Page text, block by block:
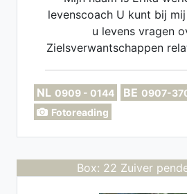
levenscoach U kunt bij
u levens vragen
Zielsverwantschappen
NL 0909 - 0144 BE 0907-
Fotoreading
Box: 22 Zuiver